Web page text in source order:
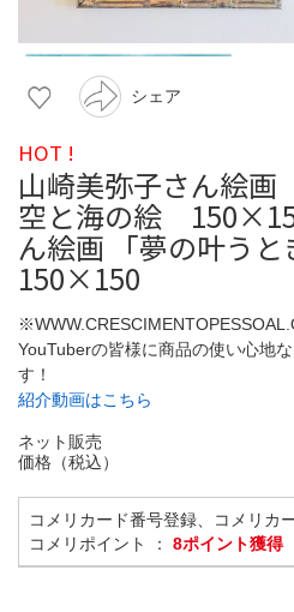
シェア
HOT !
山崎美弥子さん絵画
空と海の絵
ん絵画 「夢の叶う
150×150
YouTuberの皆様に商品の使い心地
す！
紹介動画はこちら
ネット販売
価格（税込）
コメリカード番号登録、コメリカ
コメリポイント ： 8ポイント獲得